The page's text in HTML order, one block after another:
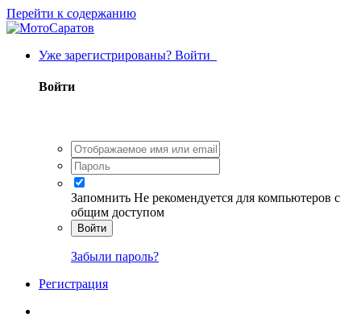
Перейти к содержанию
Уже зарегистрированы? Войти
Войти
Запомнить Не рекомендуется для компьютеров с
общим доступом
Войти
Забыли пароль?
Регистрация